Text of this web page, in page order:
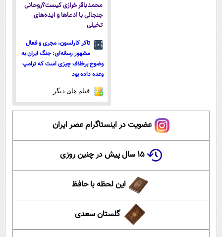
محمدباقر خرازی کیست؟روحانی
جنجالی با ادعاها و ایده‌های
تخیلی
تاکر کارلسون، مجری و فعال
مشهور رسانه‌ای: جنگ ایران به
وضوح برخلاف چیزی است که ترامپ
وعده داده بود
فیلم های دیگر
عضویت در اینستاگرام عصر ایران
۱۵ سال پیش در چنین روزی
این لحظه با حافظ
گلستان سعدی